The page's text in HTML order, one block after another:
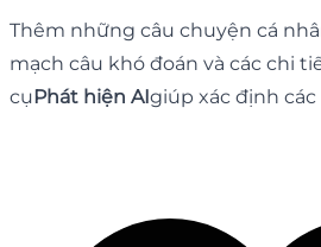
Thêm những câu chuyện cá
mạch câu khó đoán và các chi
cụPhát hiện AIgiúp xác định